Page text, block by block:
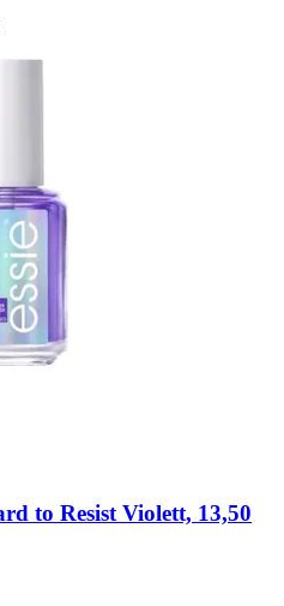
to Resist Violett, 13,50